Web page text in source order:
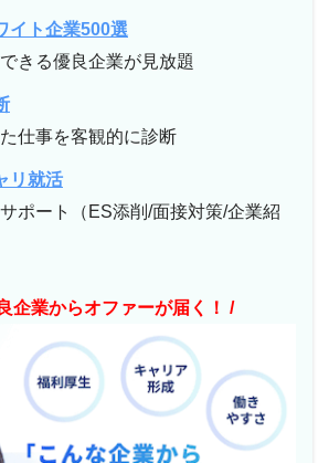
イト企業500選
きる優良企業が見放題
仕事を客観的に診断
リ就活
ポート（ES添削/面接対策/企業紹
企業からオファーが届く！ /